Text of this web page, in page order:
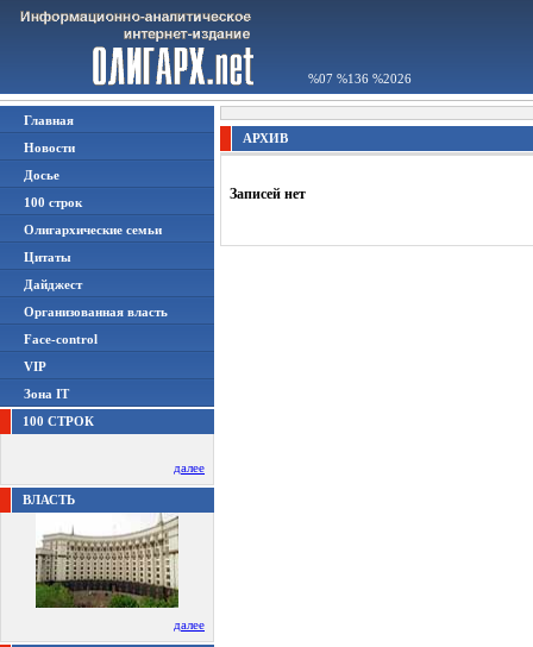
%07 %136 %2026
Главная
Новости
Досье
100 строк
Олигархические семьи
Цитаты
Дайджест
Организованная власть
Face-control
VIP
Зона IT
100 СТРОК
далее
ВЛАСТЬ
далее
АРХИВ
Записей нет